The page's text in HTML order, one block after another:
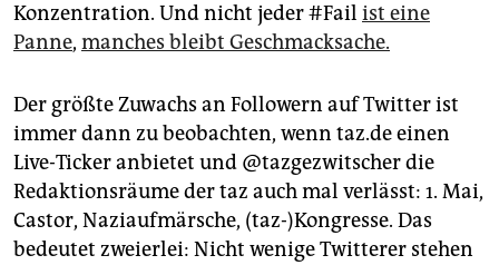
Konzentration. Und nicht jeder #Fail ist eine
Panne, manches bleibt Geschmacksache.
Der größte Zuwachs an Followern auf Twitter ist
immer dann zu beobachten, wenn taz.de einen
Live-Ticker anbietet und @tazgezwitscher die
Redaktionsräume der taz auch mal verlässt: 1. Mai,
Castor, Naziaufmärsche, (taz-)Kongresse. Das
bedeutet zweierlei: Nicht wenige Twitterer stehen